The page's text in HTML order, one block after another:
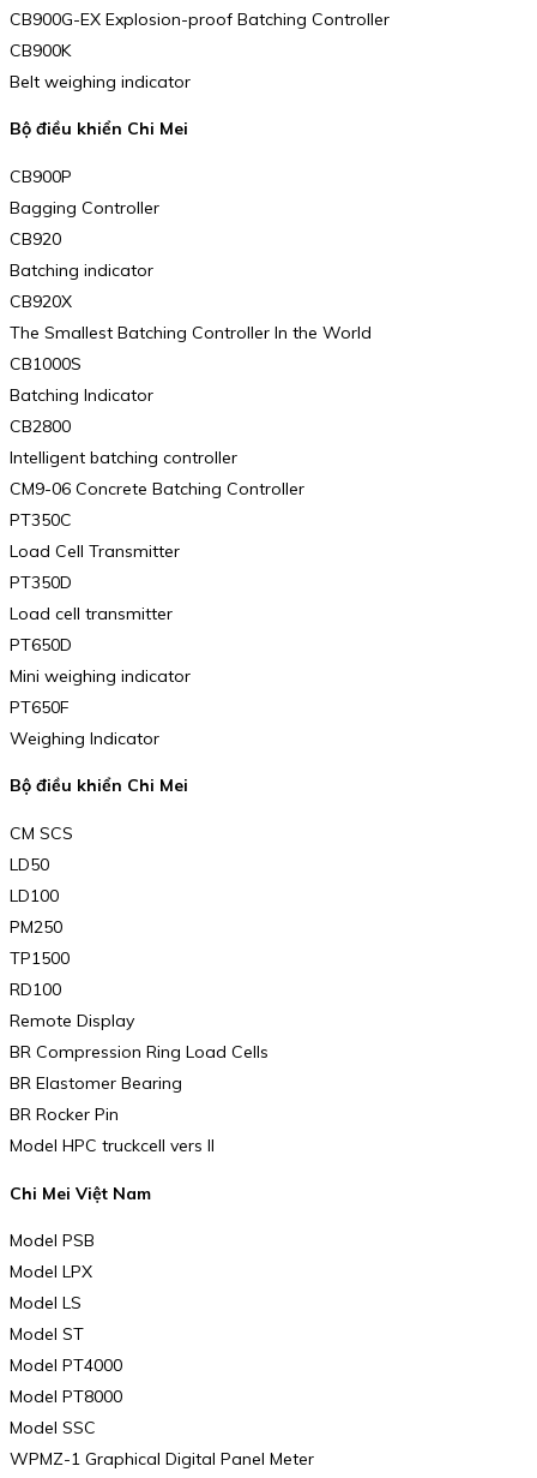
CB900G-EX Explosion-proof Batching Controller
CB900K
Belt weighing indicator
Bộ điều khiển Chi Mei
CB900P
Bagging Controller
CB920
Batching indicator
CB920X
The Smallest Batching Controller In the World
CB1000S
Batching Indicator
CB2800
Intelligent batching controller
CM9-06 Concrete Batching Controller
PT350C
Load Cell Transmitter
PT350D
Load cell transmitter
PT650D
Mini weighing indicator
PT650F
Weighing Indicator
Bộ điều khiển Chi Mei
CM SCS
LD50
LD100
PM250
TP1500
RD100
Remote Display
BR Compression Ring Load Cells
BR Elastomer Bearing
BR Rocker Pin
Model HPC truckcell vers II
Chi Mei Việt Nam
Model PSB
Model LPX
Model LS
Model ST
Model PT4000
Model PT8000
Model SSC
WPMZ-1 Graphical Digital Panel Meter